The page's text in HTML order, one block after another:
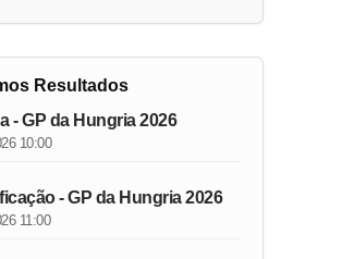
Resultados
- GP da Hungria 2026
10:00
- GP da Hungria 2026
11:00